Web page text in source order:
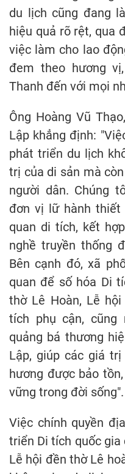
du lịch cũng đang
hiệu quả rõ rệt, qua
việc làm cho lao
đem theo hương
Thanh đến với mọi
Ông Hoàng Vũ
Lập khẳng định:
phát triển du lịch
trị của di sản mà
người dân. Chúng
đơn vị lữ hành
quan di tích, kết
nghề truyền thống
Bên cạnh đó, xã
quan để số hóa Di
thờ Lê Hoàn, Lễ
tích phụ cận,
quảng bá thương
Lập, giúp các giá
hương được bảo
vững trong đời sống".
Việc chính quyền
triển Di tích quốc
Lễ hội đền thờ Lê